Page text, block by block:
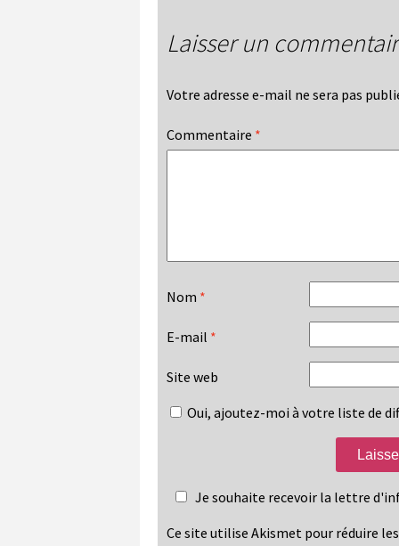
Laisser un
Votre adresse e-mail ne sera pas
Commentaire *
Nom *
E-mail *
Site web
Oui, ajoutez-moi à votre liste de
Je souhaite recevoir la lettre
Ce site utilise Akismet pour réduire